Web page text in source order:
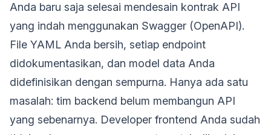
Anda baru saja selesai mendesain kontrak API
yang indah menggunakan Swagger (OpenAPI).
File YAML Anda bersih, setiap endpoint
didokumentasikan, dan model data Anda
didefinisikan dengan sempurna. Hanya ada satu
masalah: tim backend belum membangun API
yang sebenarnya. Developer frontend Anda sudah